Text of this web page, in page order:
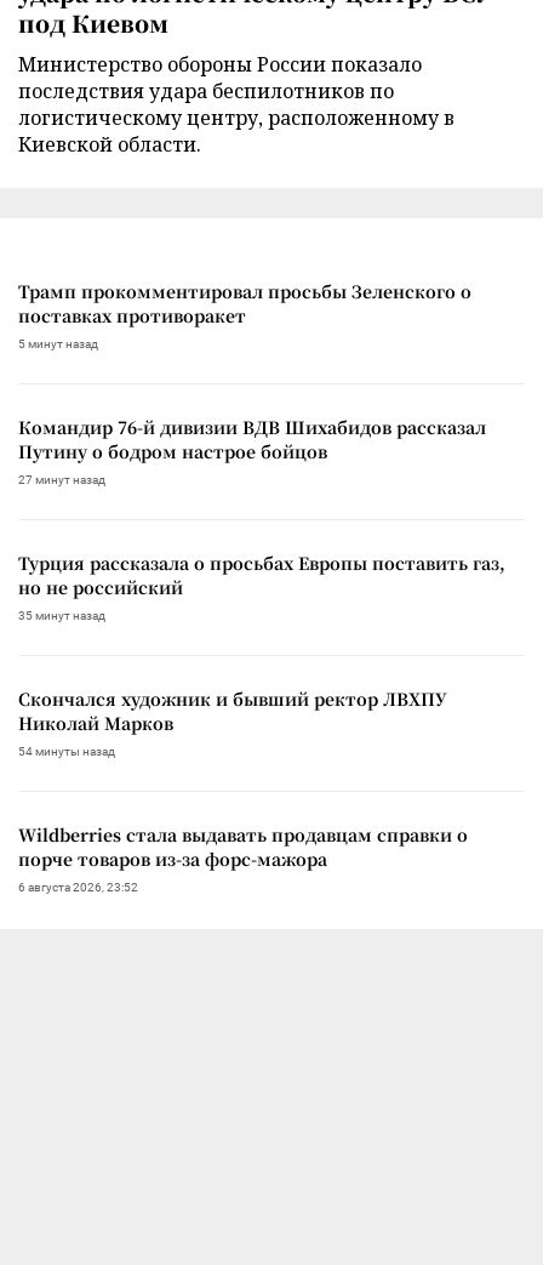
под Киевом
Министерство обороны России показало
последствия удара беспилотников по
логистическому центру, расположенному в
Киевской области.
Трамп прокомментировал просьбы Зеленского о
поставках противоракет
5 минут назад
Командир 76-й дивизии ВДВ Шихабидов рассказал
Путину о бодром настрое бойцов
27 минут назад
Турция рассказала о просьбах Европы поставить газ,
но не российский
35 минут назад
Скончался художник и бывший ректор ЛВХПУ
Николай Марков
54 минуты назад
Wildberries стала выдавать продавцам справки о
порче товаров из-за форс-мажора
6 августа 2026, 23:52